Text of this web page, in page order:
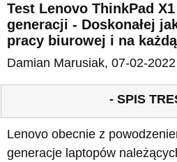
Test Lenovo ThinkPad
generacji - Doskonałej
pracy biurowej i na
Damian Marusiak, 07-02-
- SPIS
Lenovo obecnie z
generacje laptopów